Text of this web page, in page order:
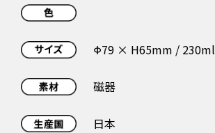
Φ79 × H65mm / 230ml
磁器
日本